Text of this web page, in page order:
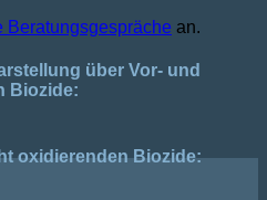
Beratungsgespräche an.
über Vor- und
Biozide:
oxidierenden Biozide: